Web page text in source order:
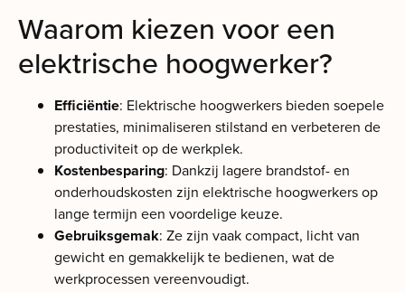
Waarom kiezen voor een
elektrische hoogwerker?
Efficiëntie: Elektrische hoogwerkers bieden soepele
prestaties, minimaliseren stilstand en verbeteren de
productiviteit op de werkplek.
Kostenbesparing: Dankzij lagere brandstof- en
onderhoudskosten zijn elektrische hoogwerkers op
lange termijn een voordelige keuze.
Gebruiksgemak: Ze zijn vaak compact, licht van
gewicht en gemakkelijk te bedienen, wat de
werkprocessen vereenvoudigt.